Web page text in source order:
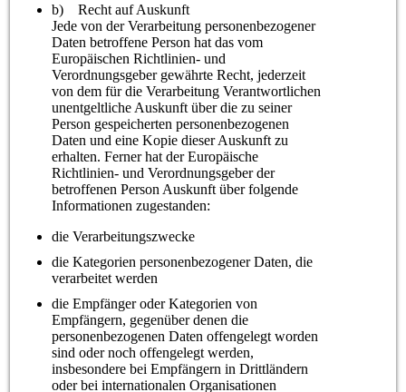
b) Recht auf Auskunft
Jede von der Verarbeitung personenbezogener
Daten betroffene Person hat das vom
Europäischen Richtlinien- und
Verordnungsgeber gewährte Recht, jederzeit
von dem für die Verarbeitung Verantwortlichen
unentgeltliche Auskunft über die zu seiner
Person gespeicherten personenbezogenen
Daten und eine Kopie dieser Auskunft zu
erhalten. Ferner hat der Europäische
Richtlinien- und Verordnungsgeber der
betroffenen Person Auskunft über folgende
Informationen zugestanden:
die Verarbeitungszwecke
die Kategorien personenbezogener Daten, die
verarbeitet werden
die Empfänger oder Kategorien von
Empfängern, gegenüber denen die
personenbezogenen Daten offengelegt worden
sind oder noch offengelegt werden,
insbesondere bei Empfängern in Drittländern
oder bei internationalen Organisationen